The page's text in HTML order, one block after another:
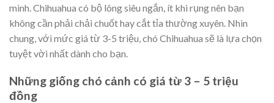
mình. Chihuahua có bộ lông siêu ngắn, ít khi rụng nên bạn
không cần phải chải chuốt hay cắt tỉa thường xuyên. Nhìn
chung, với mức giá từ 3-5 triệu, chó Chihuahua sẽ là lựa chọn
tuyệt vời nhất dành cho bạn.
Những giống chó cảnh có giá từ 3 – 5 triệu
đồng